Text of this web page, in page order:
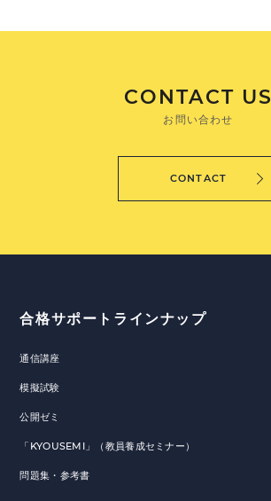
CONTACT US
お問い合わせ
CONTACT
合格サポートラインナップ
通信講座
模擬試験
公開ゼミ
「KYOUSEMI」（教員養成セミナー）
問題集・参考書